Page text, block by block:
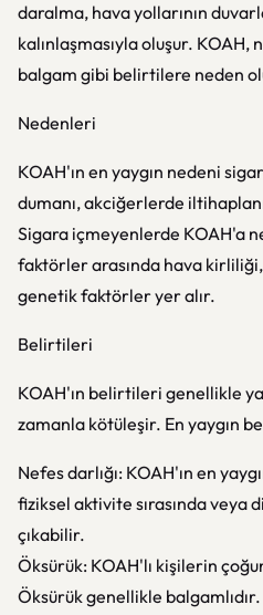
daralma, hava yollarının
kalınlaşmasıyla oluşur. KOAH,
balgam gibi belirtilere neden
Nedenleri
KOAH'ın en yaygın nedeni
dumanı, akciğerlerde
Sigara içmeyenlerde KOAH'a
faktörler arasında hava
genetik faktörler yer alır.
Belirtileri
KOAH'ın belirtileri genellikle
zamanla kötüleşir. En yaygın
Nefes darlığı: KOAH'ın en
fiziksel aktivite sırasında veya
çıkabilir.
Öksürük: KOAH'lı kişilerin
Öksürük genellikle balgamlıdır.